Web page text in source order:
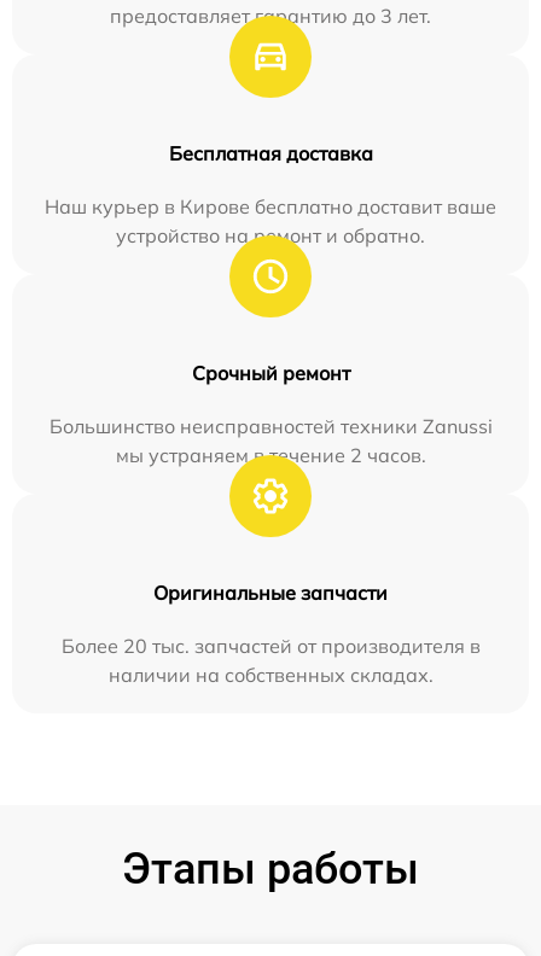
предоставляет гарантию до 3 лет.
Бесплатная доставка
Наш курьер в Кирове бесплатно доставит ваше
устройство на ремонт и обратно.
Срочный ремонт
Большинство неисправностей техники Zanussi
мы устраняем в течение 2 часов.
Оригинальные запчасти
Более 20 тыс. запчастей от производителя в
наличии на собственных складах.
Этапы работы